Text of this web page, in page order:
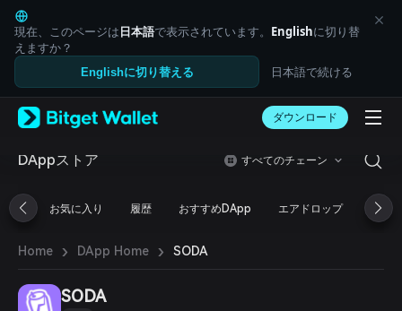
English
日本語
Tiếng Việt
Русский
Español (Latinoamérica)
Italiano
Deutsch
繁體中文
Português (Portugal)
ภาษาไทย
العربية
हिन्दी
現在、このページは日本語で表示されています。 Englishに切り替
えますか？
Englishに切り替える 日本語で続ける
ダウンロード
DAppストア すべてのチェーン
お気に入り 履歴 おすすめDApp エアドロップ DeFi
Home › DApp Home › SODA
SODA